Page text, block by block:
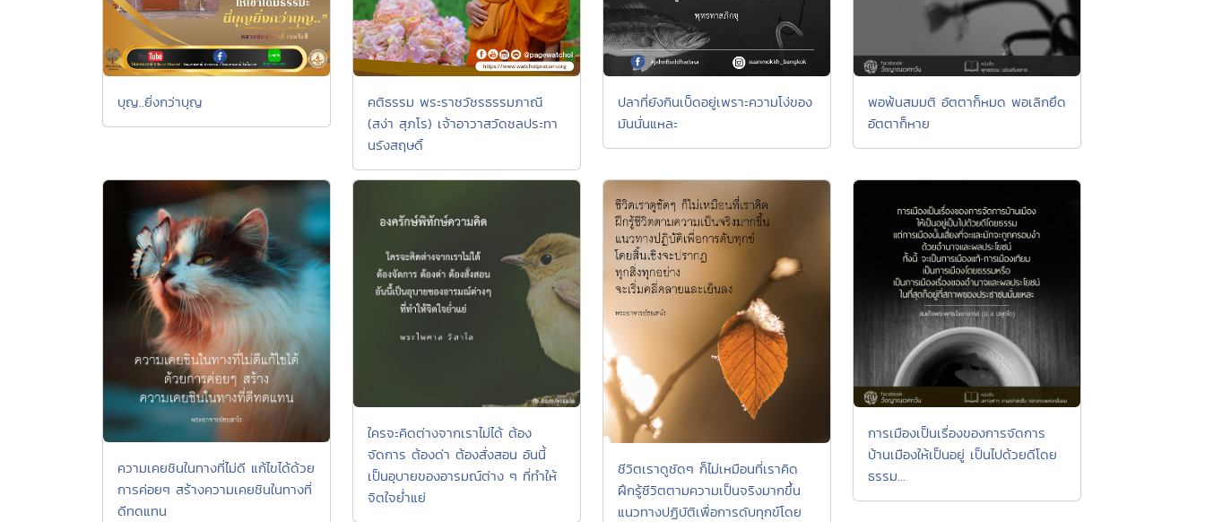
บุญ..ยิ่งกว่าบุญ
คติธรรม พระราชวัชรธรรมภาณี
(สง่า สุภโร) เจ้าอาวาสวัดชลประทา
นรังสฤษดิ์
ปลาที่ยังกินเบ็ดอยู่เพราะความโง่ของ
มันนั่นแหละ
พอพ้นสมมติ อัตตาก็หมด พอเลิกยึด
อัตตาก็หาย
ความเคยชินในทางที่ไม่ดี แก้ไขได้ด้วย
การค่อยๆ สร้างความเคยชินในทางที่
ดีทดแทน
ใครจะคิดต่างจากเราไม่ได้ ต้อง
จัดการ ต้องด่า ต้องสั่งสอน อันนี้
เป็นอุบายของอารมณ์ต่าง ๆ ที่ทำให้
จิตใจย่ำแย่
ชีวิตเราดูชัดๆ ก็ไม่เหมือนที่เราคิด
ฝึกรู้ชีวิตตามความเป็นจริงมากขึ้น
แนวทางปฏิบัติเพื่อการดับทุกข์โดย
การเมืองเป็นเรื่องของการจัดการ
บ้านเมืองให้เป็นอยู่ เป็นไปด้วยดีโดย
ธรรม...